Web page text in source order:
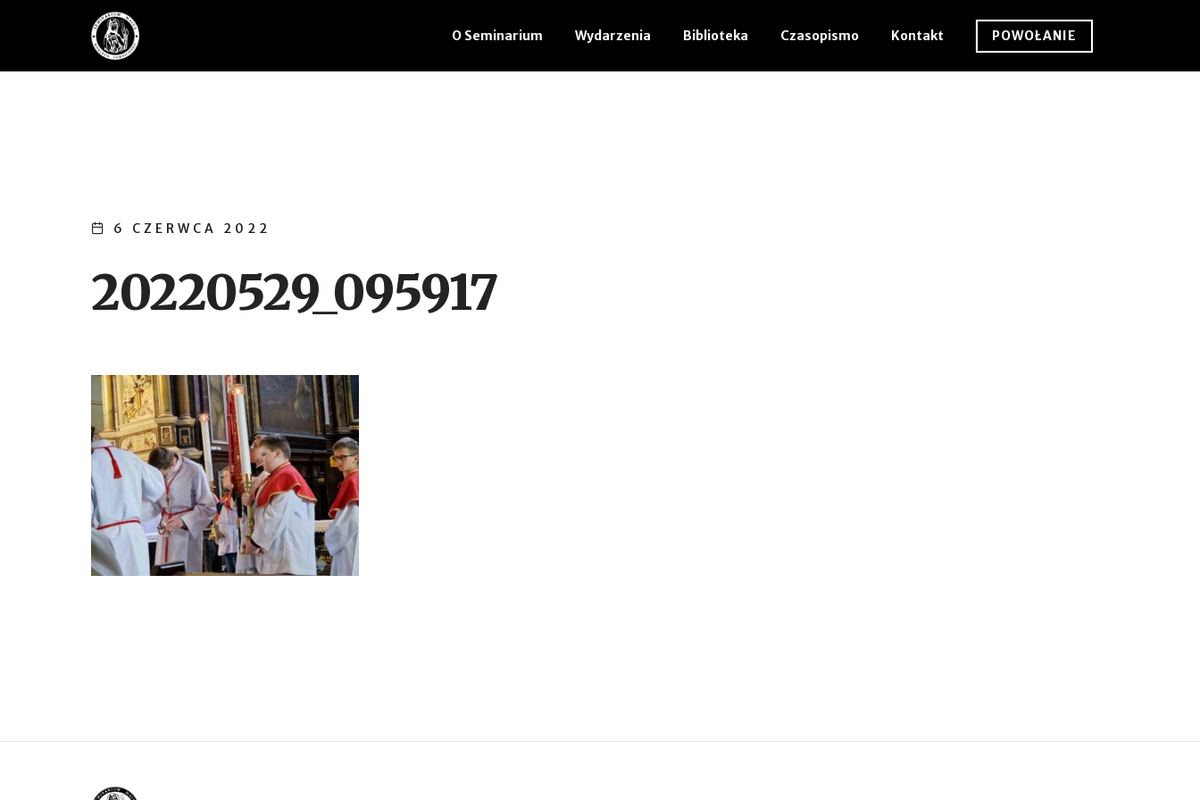
O Seminarium Wydarzenia Biblioteka Czasopismo Kontakt POWOŁANIE
6 CZERWCA 2022
20220529_095917